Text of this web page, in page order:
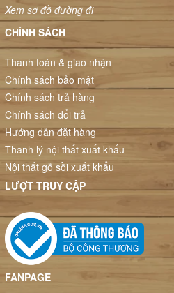
Xem sơ đồ đường đi
CHÍNH SÁCH
Thanh toán & giao nhận
Chính sách bảo mật
Chính sách trả hàng
Chính sách đổi trả
Hướng dẫn đặt hàng
Thanh lý nội thất xuất khẩu
Nội thất gỗ sồi xuất khẩu
LƯỢT TRUY CẬP
FANPAGE